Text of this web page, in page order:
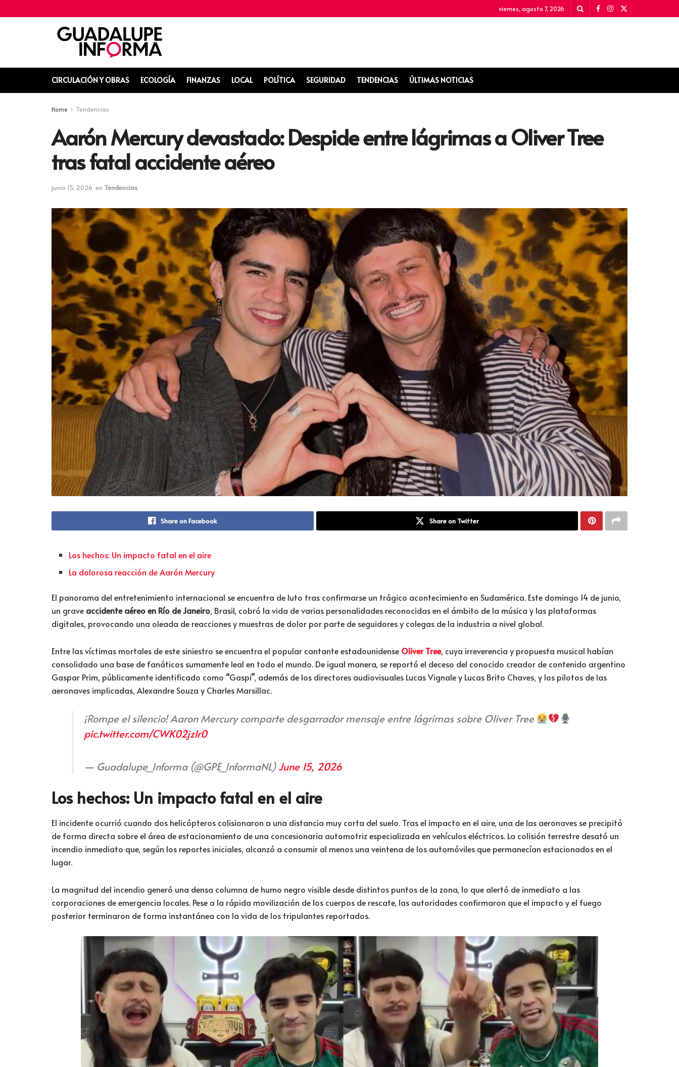
viernes, agosto 7, 2026
CIRCULACIÓN Y OBRAS ECOLOGÍA FINANZAS LOCAL POLÍTICA SEGURIDAD TENDENCIAS ÚLTIMAS NOTICIAS
Home Tendencias
Aarón Mercury devastado: Despide entre lágrimas a Oliver Tree
tras fatal accidente aéreo
junio 15, 2026 en Tendencias
Share on Facebook Share on Twitter
Los hechos: Un impacto fatal en el aire
La dolorosa reacción de Aarón Mercury
El panorama del entretenimiento internacional se encuentra de luto tras confirmarse un trágico acontecimiento en Sudamérica. Este domingo 14 de junio,
un grave accidente aéreo en Río de Janeiro, Brasil, cobró la vida de varias personalidades reconocidas en el ámbito de la música y las plataformas
digitales, provocando una oleada de reacciones y muestras de dolor por parte de seguidores y colegas de la industria a nivel global.
Entre las víctimas mortales de este siniestro se encuentra el popular cantante estadounidense Oliver Tree, cuya irreverencia y propuesta musical habían
consolidado una base de fanáticos sumamente leal en todo el mundo. De igual manera, se reportó el deceso del conocido creador de contenido argentino
Gaspar Prim, públicamente identificado como “Gaspi”, además de los directores audiovisuales Lucas Vignale y Lucas Brito Chaves, y los pilotos de las
aeronaves implicadas, Alexandre Souza y Charles Marsillac.
¡Rompe el silencio! Aaron Mercury comparte desgarrador mensaje entre lágrimas sobre Oliver Tree
pic.twitter.com/CWK02jz1r0
— Guadalupe_Informa (@GPE_InformaNL)June 15, 2026
Los hechos: Un impacto fatal en el aire
El incidente ocurrió cuando dos helicópteros colisionaron a una distancia muy corta del suelo. Tras el impacto en el aire, una de las aeronaves se precipitó
de forma directa sobre el área de estacionamiento de una concesionaria automotriz especializada en vehículos eléctricos. La colisión terrestre desató un
incendio inmediato que, según los reportes iniciales, alcanzó a consumir al menos una veintena de los automóviles que permanecían estacionados en el
lugar.
La magnitud del incendio generó una densa columna de humo negro visible desde distintos puntos de la zona, lo que alertó de inmediato a las
corporaciones de emergencia locales. Pese a la rápida movilización de los cuerpos de rescate, las autoridades confirmaron que el impacto y el fuego
posterior terminaron de forma instantánea con la vida de los tripulantes reportados.